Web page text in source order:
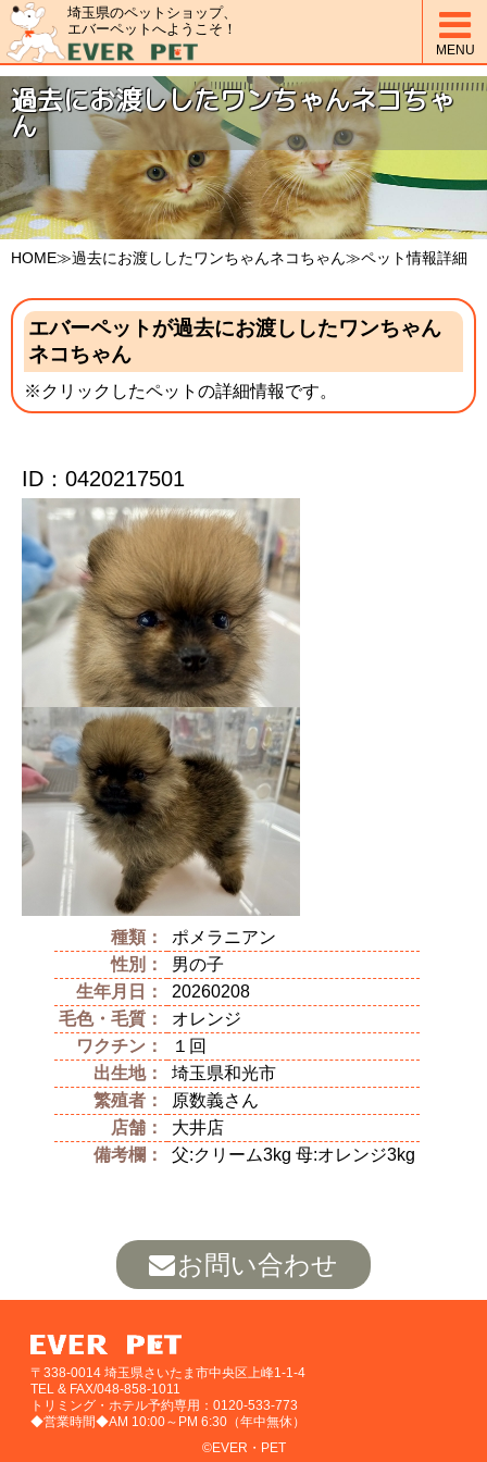
埼玉県のペットショップ、
エバーペットへようこそ！

MENU
過去にお渡ししたワンちゃんネコちゃ
ん
HOME≫過去にお渡ししたワンちゃんネコちゃん≫ペット情報詳細
エバーペットが過去にお渡ししたワンちゃん
ネコちゃん
※クリックしたペットの詳細情報です。
ID：0420217501
種類：
ポメラニアン
性別：
男の子
生年月日：
20260208
毛色・毛質：
オレンジ
ワクチン：
１回
出生地：
埼玉県和光市
繁殖者：
原数義さん
店舗：
大井店
備考欄：
父:クリーム3kg 母:オレンジ3kg
お問い合わせ
〒338-0014 埼玉県さいたま市中央区上峰1-1-4
TEL & FAX/048-858-1011
トリミング・ホテル予約専用：0120-533-773
◆営業時間◆AM 10:00～PM 6:30（年中無休）
©EVER・PET